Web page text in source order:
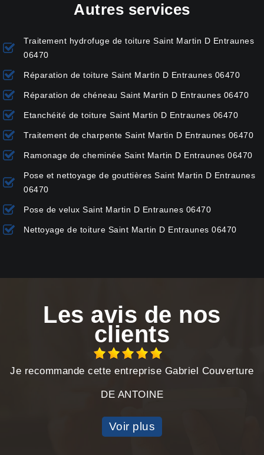
Autres services
Traitement hydrofuge de toiture Saint Martin D Entraunes
06470
Réparation de toiture Saint Martin D Entraunes 06470
Réparation de chéneau Saint Martin D Entraunes 06470
Etanchéité de toiture Saint Martin D Entraunes 06470
Traitement de charpente Saint Martin D Entraunes 06470
Ramonage de cheminée Saint Martin D Entraunes 06470
Pose et nettoyage de gouttières Saint Martin D Entraunes
06470
Pose de velux Saint Martin D Entraunes 06470
Nettoyage de toiture Saint Martin D Entraunes 06470
Les avis de nos
clients
Je recommande cette entreprise Gabriel Couverture
DE ANTOINE
Voir plus